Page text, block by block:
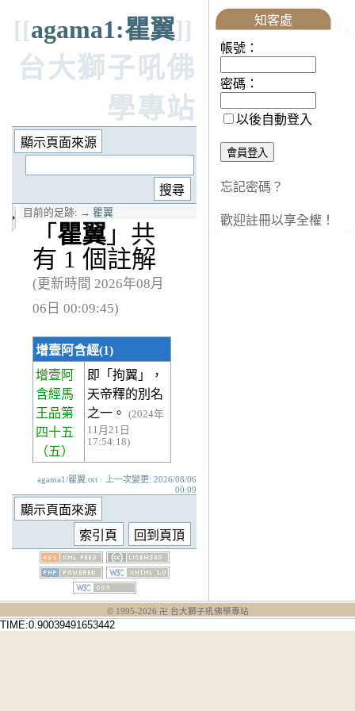
[[agama1:瞿翼]]
台大獅子吼佛
學專站
目前的足跡: → 瞿翼
「 瞿翼 」共
有 1 個註解
(更新時間 2026年08月
06日 00:09:45)
增壹阿含經(1)
增壹阿
含經馬
王品第
四十五
（五）
即「拘翼」，
天帝釋的別名
之一。
(2024年
11月21日
17:54:18)
agama1/瞿翼.txt · 上一次變更: 2026/08/06
00:09
知客處
帳號：
密碼：
以後自動登入
忘記密碼？
歡迎註冊以享全權！
© 1995-2026 卍 台大獅子吼佛學專站
TIME:0.90039491653442